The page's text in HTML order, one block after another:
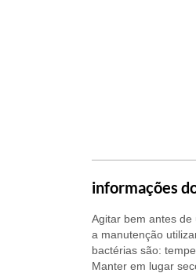
informações
Agitar bem antes
a manutenção
bactérias são:
Manter em lugar